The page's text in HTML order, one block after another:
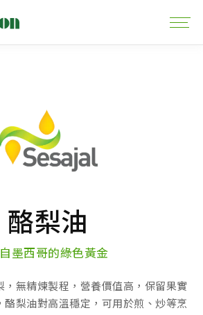
酪梨油
墨西哥的綠色黃金
，無精煉製程，營養價值高，保留果實
酪梨油對高溫穩定，可用於煎、炒等烹